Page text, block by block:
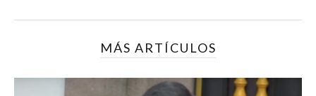
MÁS ARTÍCULOS